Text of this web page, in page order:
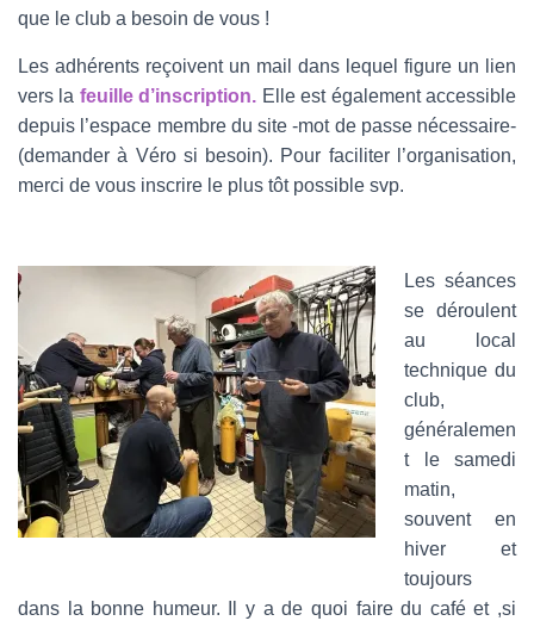
que le club a besoin de vous !
Les adhérents reçoivent un mail dans lequel figure un lien
vers la feuille d’inscription. Elle est également accessible
depuis l’espace membre du site -mot de passe nécessaire-
(demander à Véro si besoin). Pour faciliter l’organisation,
merci de vous inscrire le plus tôt possible svp.
Les séances
se déroulent
au local
technique du
club,
généralemen
t le samedi
matin,
souvent en
hiver et
toujours
dans la bonne humeur. Il y a de quoi faire du café et ,si